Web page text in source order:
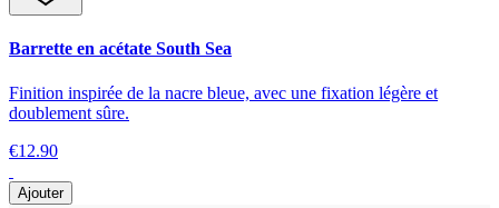
Barrette en acétate South Sea
Finition inspirée de la nacre bleue, avec une fixation légère et
doublement sûre.
€12.90
Ajouter